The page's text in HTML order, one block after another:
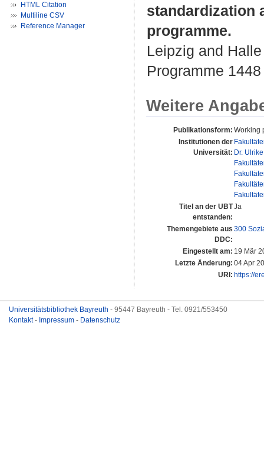
HTML Citation
Multiline CSV
Reference Manager
standardization
programme.
Leipzig and
Programme
Weitere
Publikationsform: Working
Institutionen der
Universität: Dr.
Titel an der UBT
entstanden:
Ja
Themengebiete aus
DDC:
300
Eingestellt am: 19 Mär
Letzte Änderung: 04 Apr
URI: https://
Universitätsbibliothek Bayreuth - 95447 Bayreuth - Tel. 0921/553450
Kontakt- Impressum - Datenschutz